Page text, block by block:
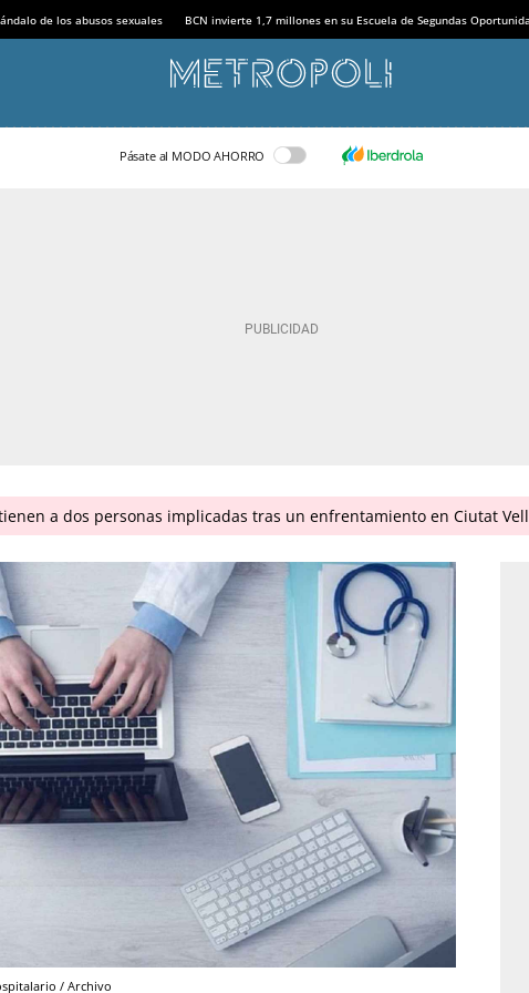
de los abusos sexuales BCN invierte 1,7 millones en su Escuela de Segundas
Pásate al MODO AHORRO
a dos personas implicadas tras un enfrentamiento en Ciutat
/ Archivo